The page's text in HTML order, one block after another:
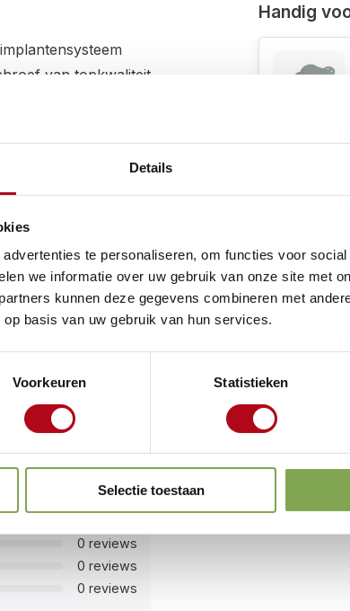
Details
te personaliseren, om functies voor
we informatie over uw gebruik van onze site met
kunnen deze gegevens combineren met
basis van uw gebruik van hun services.
Voorkeuren Statistieken
Selectie toestaan
van topkwaliteit
klimplanten
kabel en 6 stevige
als steen. Voor
en een 10 mm
Geen
een tweede kabel.
van 2 mm,
maar ook een
tot 60 mm,
en jouw gevel
21 reviews
0 reviews
0 reviews
0 reviews
Handig